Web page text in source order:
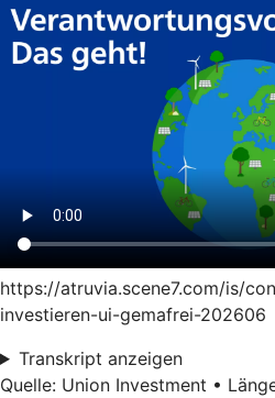
https://atruvia.scene7.com/is/
investieren-ui-gemafrei-202606
Transkript anzeigen
Quelle: Union Investment •